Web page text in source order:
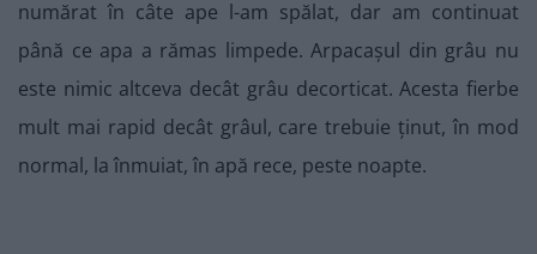
numărat în câte ape l-am spălat, dar am continuat
până ce apa a rămas limpede. Arpacașul din grâu nu
este nimic altceva decât grâu decorticat. Acesta fierbe
mult mai rapid decât grâul, care trebuie ținut, în mod
normal, la înmuiat, în apă rece, peste noapte.